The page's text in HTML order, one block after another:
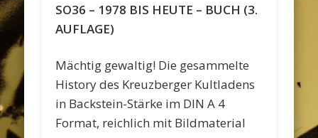
SO36 – 1978 BIS HEUTE – BUCH (3.
AUFLAGE)
Mächtig gewaltig! Die gesammelte
History des Kreuzberger Kultladens
in Backstein-Stärke im DIN A 4
Format, reichlich mit Bildmaterial